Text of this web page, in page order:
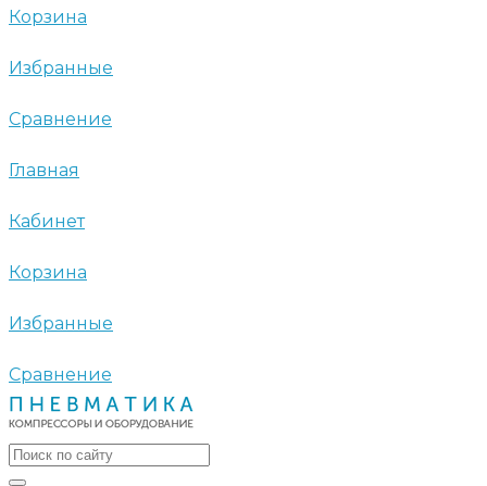
Корзина
Избранные
Сравнение
Главная
Кабинет
Корзина
Избранные
Сравнение